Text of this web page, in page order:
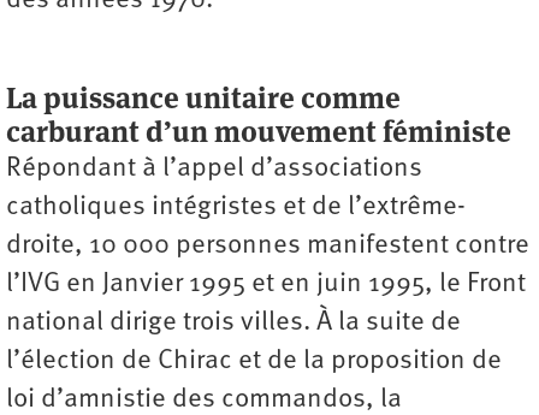
La puissance unitaire comme
carburant d’un mouvement féministe
Répondant à l’appel d’associations
catholiques intégristes et de l’extrême-
droite, 10 000 personnes manifestent contre
l’IVG en Janvier 1995 et en juin 1995, le Front
national dirige trois villes. À la suite de
l’élection de Chirac et de la proposition de
loi d’amnistie des commandos, la